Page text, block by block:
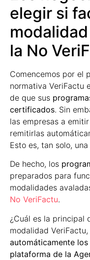
elegir si
la No
Comencemos por el
normativa VeriFactu
de que sus
certificados. Sin
las empresas a
remitirlas
Esto es, tan solo,
De hecho, los
preparados para
modalidades
No VeriFactu.
¿Cuál es la principal
modalidad VeriFactu,
automáticamente
plataforma de la